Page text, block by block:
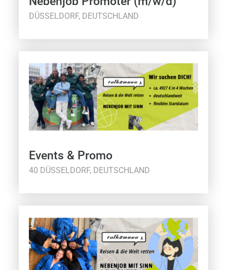
DÜSSELDORF, DEUTSCHLAND
Events & Promo
40 DÜSSELDORF, DEUTSCHLAND